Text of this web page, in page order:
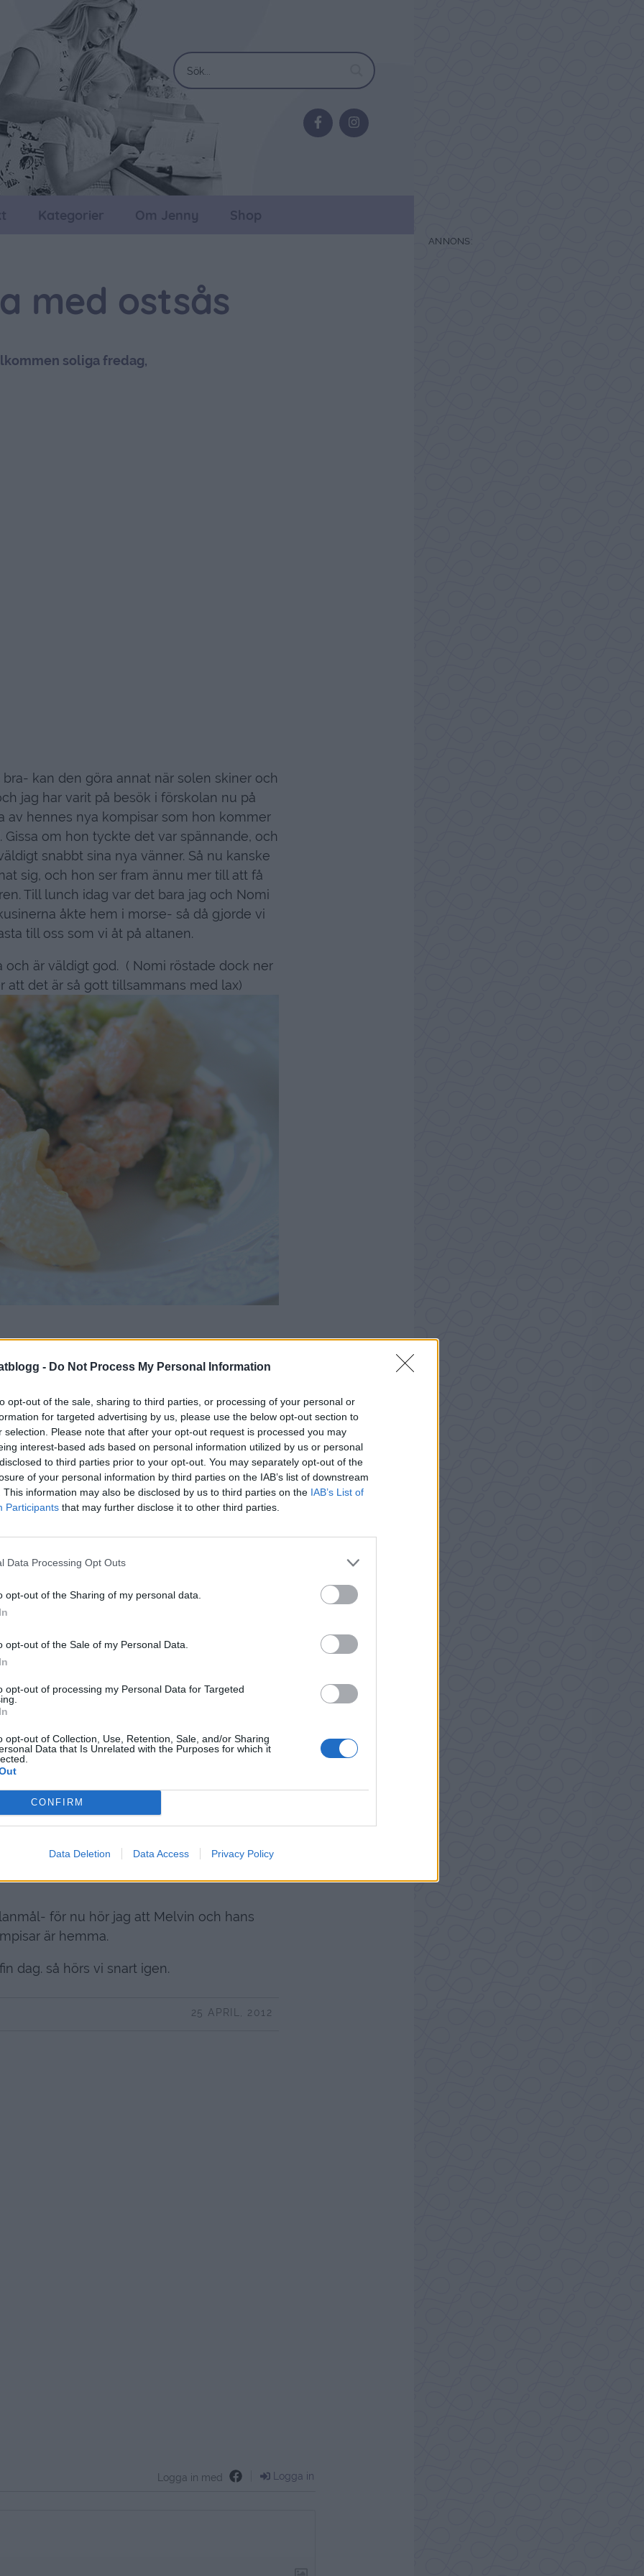
- Do Not Process My Personal Information
opt-out of the sale, sharing to third parties, or processing of your personal or
for targeted advertising by us, please use the below opt-out section to
selection. Please note that after your opt-out request is processed you may
interest-based ads based on personal information utilized by us or personal
to third parties prior to your opt-out. You may separately opt-out of the
of your personal information by third parties on the IAB’s list of downstream
This information may also be disclosed by us to third parties on the IAB’s List of
Participants that may further disclose it to other third parties.
Data Processing Opt Outs
opt-out of the Sharing of my personal data.
opt-out of the Sale of my Personal Data.
opt-out of processing my Personal Data for Targeted
opt-out of Collection, Use, Retention, Sale, and/or Sharing
Data that Is Unrelated with the Purposes for which it
CONFIRM
Data Deletion Data Access Privacy Policy
Kategorier Om Jenny Shop
med ostsås
soliga fredag,
kan den göra annat när solen skiner och
jag har varit på besök i förskolan nu på
av hennes nya kompisar som hon kommer
om hon tyckte det var spännande, och
snabbt sina nya vänner. Så nu kanske
sig, och hon ser fram ännu mer till att få
Till lunch idag var det bara jag och Nomi
åkte hem i morse- så då gjorde vi
till oss som vi åt på altanen.
och är väldigt god. ( Nomi röstade dock ner
att det är så gott tillsammans med lax)
denna laxpasta till 4 personer :
1 stor bukett med färsk broccoli
några droppar vitvinsvinäger salt &
upp vattnet till pastan och koka enligt
bitar , finskiva vitlöken och dela broccolin i
en stekpanna med olivolja, och fräs vitlök
Häll i laxen och fräs den klar, och ställ
Häll av vattnet , skölj snabbt och rör i
allt i pannan. Hetta upp pannan igen och låt
droppar vitvinsvinäger, salt & peppar
genast, smaklig spis.
* * * * * * * * * * *
för nu hör jag att Melvin och hans
är hemma.
dag. så hörs vi snart igen.
25 APRIL, 2012
Logga in med Logga in